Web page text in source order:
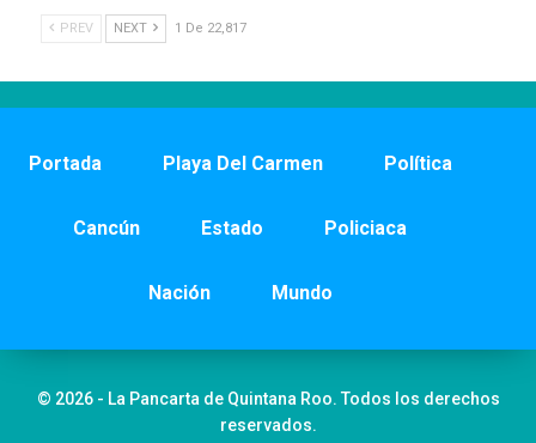
PREV NEXT 1 De 22,817
Portada Playa Del Carmen Política
Cancún Estado Policiaca
Nación Mundo
© 2026 - La Pancarta de Quintana Roo. Todos los derechos
reservados.